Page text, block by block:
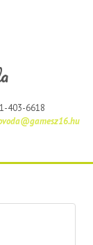
403-6618